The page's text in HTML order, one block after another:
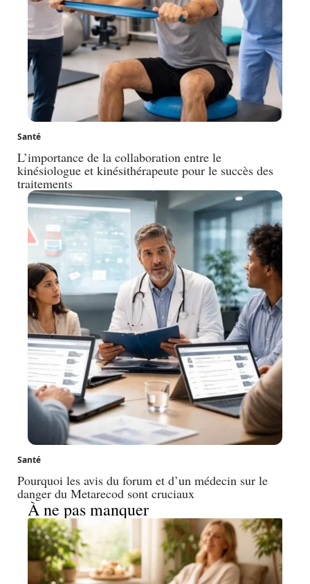
Santé
L’importance de la collaboration entre le
kinésiologue et kinésithérapeute pour le succès des
traitements
Santé
Pourquoi les avis du forum et d’un médecin sur le
danger du Metarecod sont cruciaux
À ne pas manquer